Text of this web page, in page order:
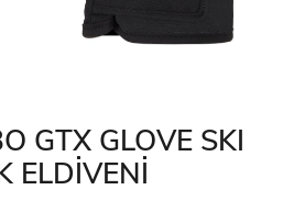
GTX GLOVE SKI
ELDİVENİ